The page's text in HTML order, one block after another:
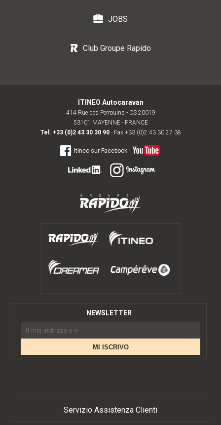
JOBS
Club Groupe Rapido
ITINEO Autocaravan
414 Rue des Perrouins - CS 20019
53101 MAYENNE - FRANCE
Tel. +33 (0)2 43 30 30 90- Fax +33 (0)2 43 30 27 38
Itineo sur Facebook
NEWSLETTER
Servizio Assistenza Clienti